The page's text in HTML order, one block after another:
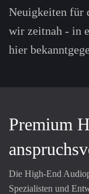
Neuigkeiten für
wir zeitnah - in
hier
Premium
Die High-End
Spezialisten und